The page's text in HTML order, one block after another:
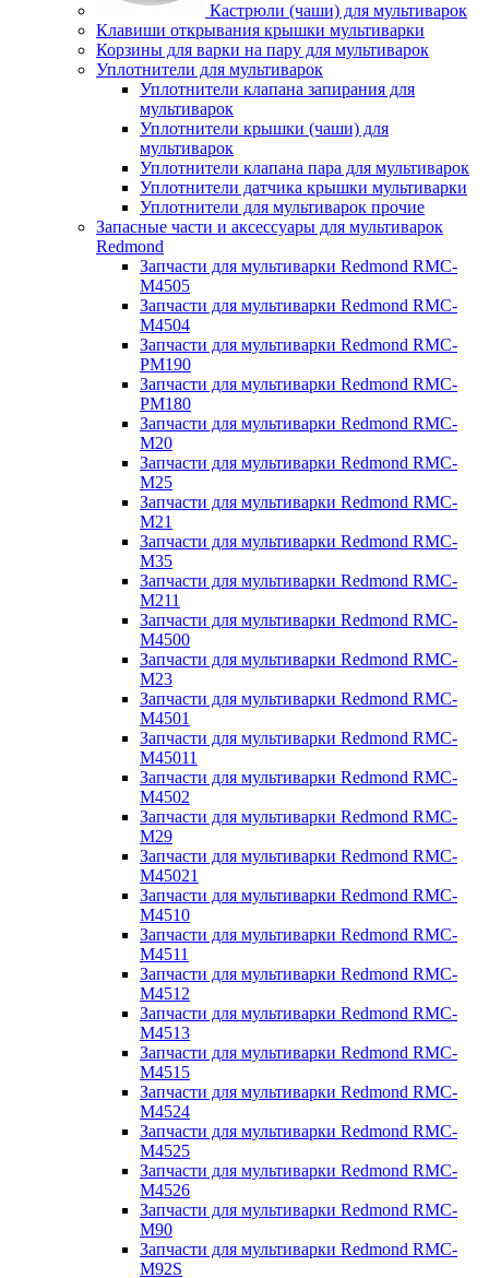
Кастрюли (чаши) для мультиварок
Клавиши открывания крышки мультиварки
Корзины для варки на пару для мультиварок
Уплотнители для мультиварок
Уплотнители клапана запирания для
мультиварок
Уплотнители крышки (чаши) для
мультиварок
Уплотнители клапана пара для мультиварок
Уплотнители датчика крышки мультиварки
Уплотнители для мультиварок прочие
Запасные части и аксессуары для мультиварок
Redmond
Запчасти для мультиварки Redmond RMC-
M4505
Запчасти для мультиварки Redmond RMC-
M4504
Запчасти для мультиварки Redmond RMC-
PM190
Запчасти для мультиварки Redmond RMC-
PM180
Запчасти для мультиварки Redmond RMC-
M20
Запчасти для мультиварки Redmond RMC-
M25
Запчасти для мультиварки Redmond RMC-
M21
Запчасти для мультиварки Redmond RMC-
M35
Запчасти для мультиварки Redmond RMC-
M211
Запчасти для мультиварки Redmond RMC-
M4500
Запчасти для мультиварки Redmond RMC-
M23
Запчасти для мультиварки Redmond RMC-
M4501
Запчасти для мультиварки Redmond RMC-
M45011
Запчасти для мультиварки Redmond RMC-
M4502
Запчасти для мультиварки Redmond RMC-
M29
Запчасти для мультиварки Redmond RMC-
M45021
Запчасти для мультиварки Redmond RMC-
M4510
Запчасти для мультиварки Redmond RMC-
M4511
Запчасти для мультиварки Redmond RMC-
M4512
Запчасти для мультиварки Redmond RMC-
M4513
Запчасти для мультиварки Redmond RMC-
M4515
Запчасти для мультиварки Redmond RMC-
M4524
Запчасти для мультиварки Redmond RMC-
M4525
Запчасти для мультиварки Redmond RMC-
M4526
Запчасти для мультиварки Redmond RMC-
M90
Запчасти для мультиварки Redmond RMC-
M92S